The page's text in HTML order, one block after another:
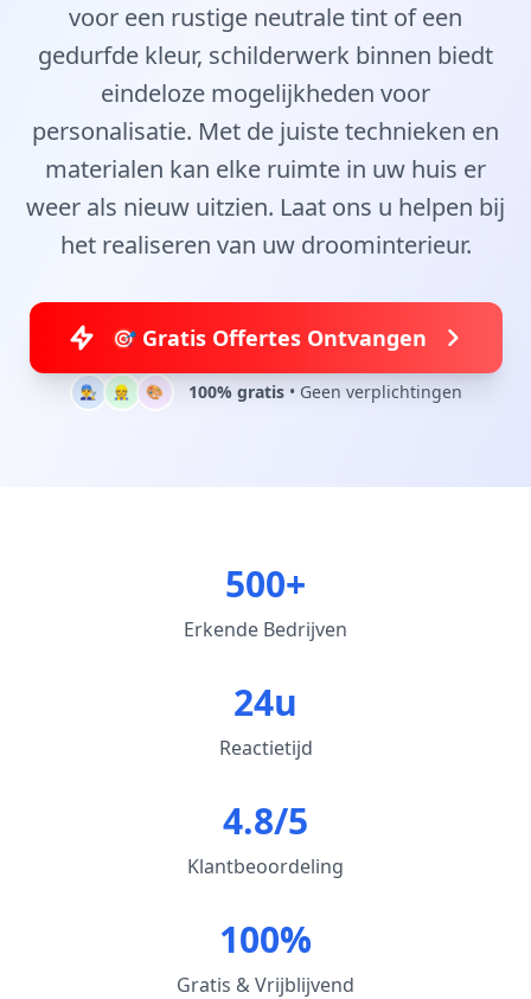
voor een rustige neutrale tint of een
gedurfde kleur, schilderwerk binnen biedt
eindeloze mogelijkheden voor
personalisatie. Met de juiste technieken en
materialen kan elke ruimte in uw huis er
weer als nieuw uitzien. Laat ons u helpen bij
het realiseren van uw droominterieur.
🎯 Gratis Offertes Ontvangen
👨‍🔧 👷 🎨 100% gratis• Geen verplichtingen
500+
Erkende Bedrijven
24u
Reactietijd
4.8/5
Klantbeoordeling
100%
Gratis & Vrijblijvend